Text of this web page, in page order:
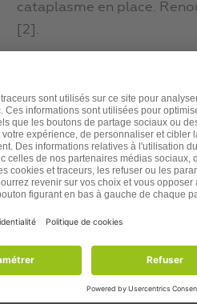
cataplasme en place.
[2].
Procurez-vous du gel
la verrue. On appelle « gel
Aloe vera de 3 ans. A ce
Chélidoine, «
Les herboristes
printemps ou été selon
l’odeur nauséabonde mais
pays tempérés en